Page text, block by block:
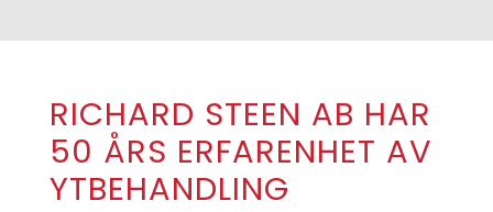
RICHARD STEEN AB HAR
50 ÅRS ERFARENHET AV
YTBEHANDLING